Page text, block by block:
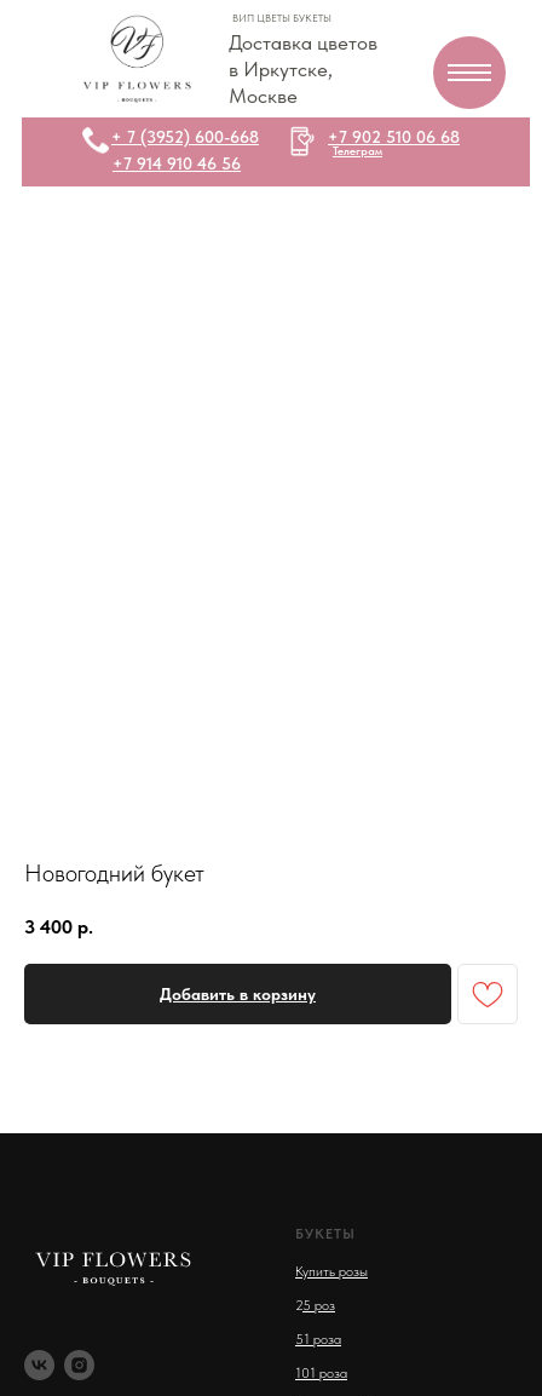
Доставка цветов
в Иркутске,
Москве
ВИП ЦВЕТЫ БУКЕТЫ
+7 914 910 46 56
+7 902 510 06 68
Телеграм
+ 7 (3952) 600-668
Новогодний букет
3 400 р.
Добавить в корзину
БУКЕТЫ
Купить розы
25 роз
51 роза
101 роза